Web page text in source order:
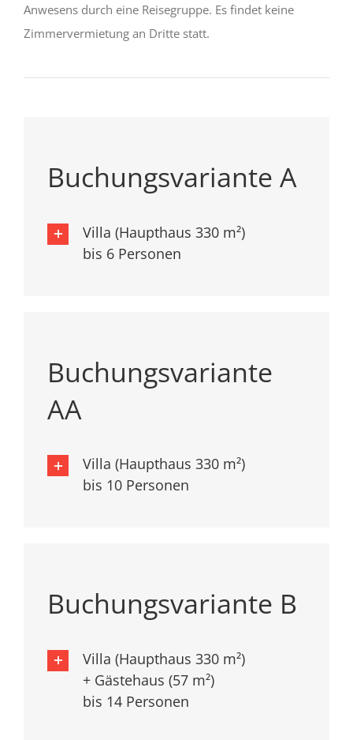
Anwesens durch eine Reisegruppe. Es findet keine
Zimmervermietung an Dritte statt.
Buchungsvariante A
Villa (Haupthaus 330 m²)
bis 6 Personen
Buchungsvariante
AA
Villa (Haupthaus 330 m²)
bis 10 Personen
Buchungsvariante B
Villa (Haupthaus 330 m²)
+ Gästehaus (57 m²)
bis 14 Personen